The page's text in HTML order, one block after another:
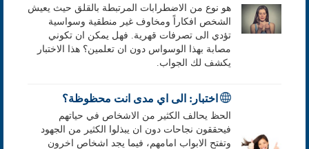
هو نوع من الاضطرابات المرتبطة بالقلق حيث يعيش
الشخص افكاراً ومخاوف غير منطقية وسواسية
تؤدي الى تصرفات قهرية. فهل يمكن ان تكوني
مصابة بهذا الوسواس دون ان تعلمين؟ هذا الاختبار
يكشف لك الجواب.
اختبار: الى اي مدى انت محظوظة؟
الحظ يحالف الكثير من الاشخاص في حياتهم
فيحققون نجاحات دون ان يبذلوا الكثير من الجهود
وتفتح الابواب امامهم، فيما يجد اشخاص اخرون